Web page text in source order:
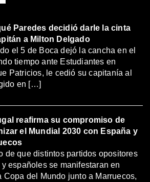
Paredes decidió darle la cinta
a Milton Delgado
el 5 de Boca dejó la cancha en el
tiempo ante Estudiantes en
Patricios, le cedió su capitanía al
en […]
reafirma su compromiso de
el Mundial 2030 con España y
de que distintos partidos opositores
y españoles se manifestaran en
Copa del Mundo junto a Marruecos,